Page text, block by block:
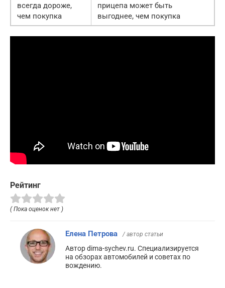
всегда дороже,
чем покупка
прицепа может быть
выгоднее, чем покупка
Рейтинг
( Пока оценок нет )
Елена Петрова / автор статьи
Автор dima-sychev.ru. Специализируется
на обзорах автомобилей и советах по
вождению.